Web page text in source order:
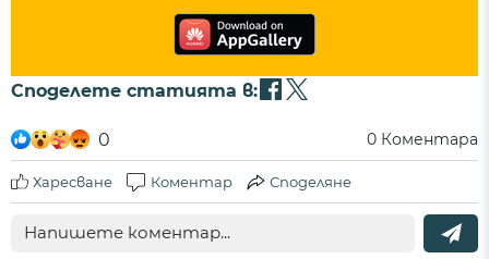
Споделете статията в:
0 0 Коментара
Харесване Коментар Споделяне